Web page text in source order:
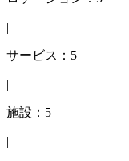
|
サービス：5
|
施設：5
|